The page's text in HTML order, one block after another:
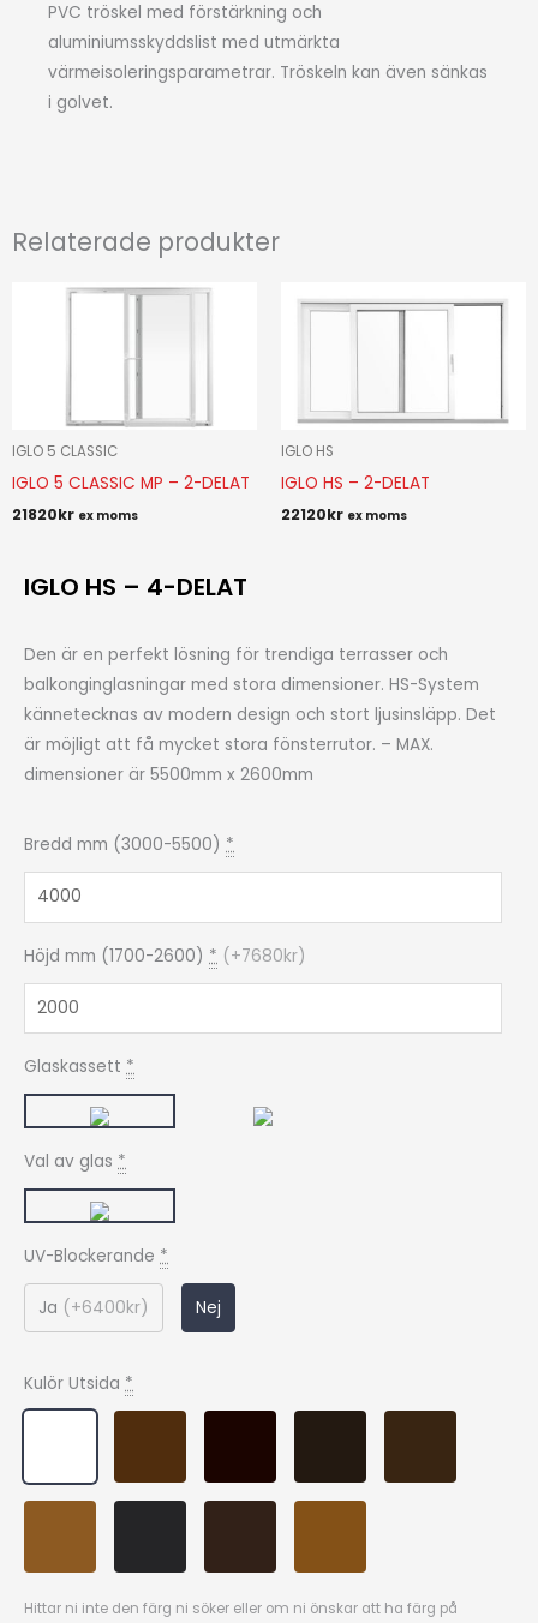
PVC tröskel med förstärkning och
aluminiumsskyddslist med utmärkta
värmeisoleringsparametrar. Tröskeln kan även sänkas
i golvet.
Relaterade produkter
IGLO 5 CLASSIC
IGLO 5 CLASSIC MP – 2-DELAT
21820kr ex moms
IGLO HS
IGLO HS – 2-DELAT
22120kr ex moms
IGLO HS – 4-DELAT
Den är en perfekt lösning för trendiga terrasser och
balkonginglasningar med stora dimensioner. HS-System
kännetecknas av modern design och stort ljusinsläpp. Det
är möjligt att få mycket stora fönsterrutor. – MAX.
dimensioner är 5500mm x 2600mm
Bredd mm (3000-5500) *
Höjd mm (1700-2600) * (+7680kr)
Glaskassett *
Val av glas *
UV-Blockerande *
Ja (+6400kr) Nej
Kulör Utsida *
Hittar ni inte den färg ni söker eller om ni önskar att ha färg på
IGLO
HS
DELAT